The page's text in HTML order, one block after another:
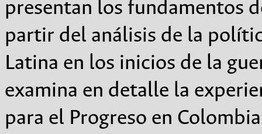
presentan los fundamentos
partir del análisis de la
Latina en los inicios de la
examina en detalle la
para el Progreso en